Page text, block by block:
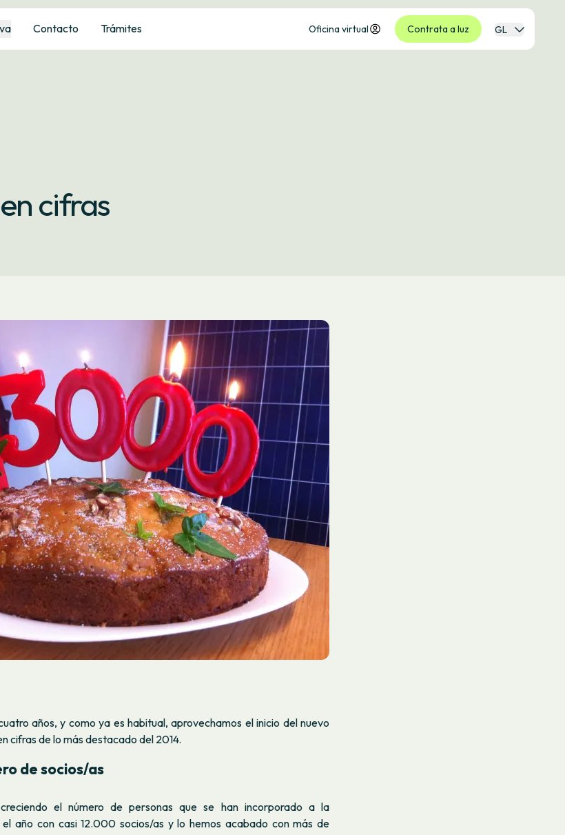
Contacto Trámites Oficina virtual Contrata a luz GL
cifras
años, y como ya es habitual, aprovechamos el inicio del nuevo
cifras de lo más destacado del 2014.
de socios/as
el número de personas que se han incorporado a la
año con casi 12.000 socios/as y lo hemos acabado con más de